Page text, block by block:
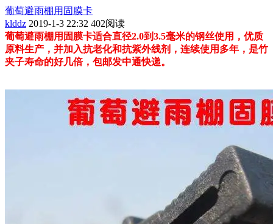
葡萄避雨棚用固膜卡
klddz 2019-1-3 22:32 402阅读
葡萄避雨棚用固膜卡适合直径2.0到3.5毫米的钢丝使用，优质
原料生产，并加入抗老化和抗紫外线剂，连续使用多年，是竹
夹子寿命的好几倍，包邮发中通快递。